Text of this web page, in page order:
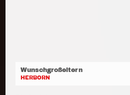
Wunschgroßeltern
HERBORN